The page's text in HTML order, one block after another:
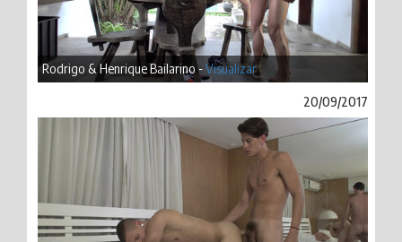
Rodrigo & Henrique Bailarino -Visualizar
20/09/2017